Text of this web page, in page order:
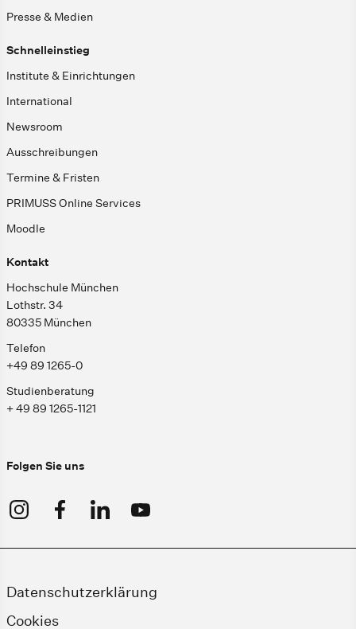
Presse & Medien
Schnelleinstieg
Institute & Einrichtungen
International
Newsroom
Ausschreibungen
Termine & Fristen
PRIMUSS Online Services
Moodle
Kontakt
Hochschule München
Lothstr. 34
80335 München
Telefon
+49 89 1265-0
Studienberatung
+ 49 89 1265-1121
Folgen Sie uns
Datenschutzerklärung
Cookies